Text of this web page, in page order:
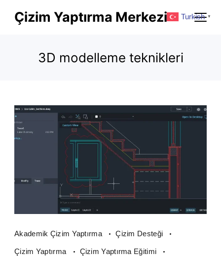
Çizim Yaptırma Merkezi
3D modelleme teknikleri
Akademik Çizim Yaptırma Çizim Desteği
Çizim Yaptırma Çizim Yaptırma Eğitimi
Turkish ▼